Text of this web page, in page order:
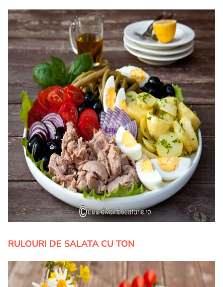
RULOURI DE SALATA CU TON